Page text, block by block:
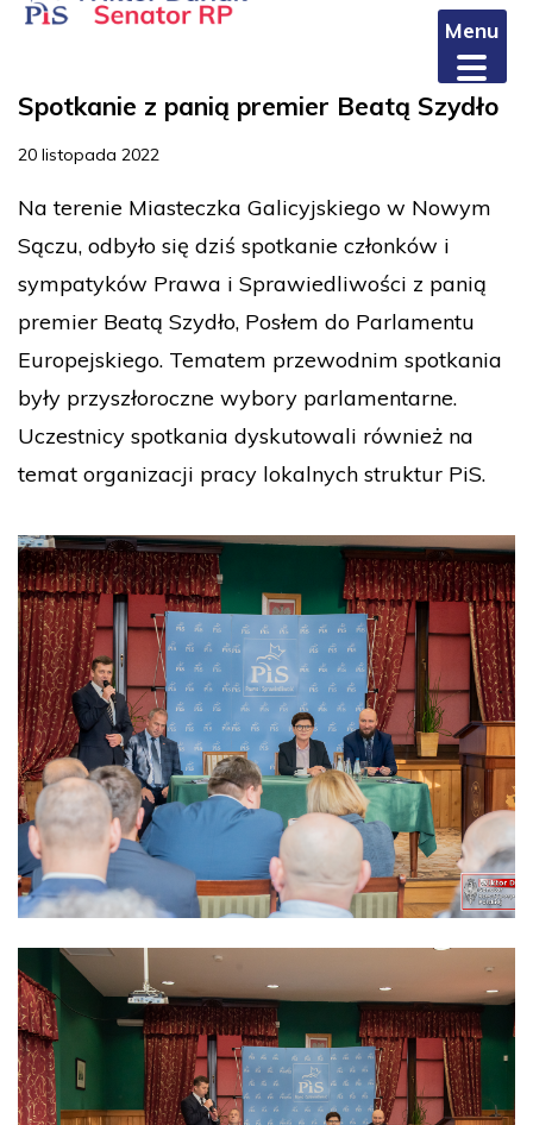
Spotkanie z panią premier Beatą Szydło
20 listopada 2022
Na terenie Miasteczka Galicyjskiego w Nowym
Sączu, odbyło się dziś spotkanie członków i
sympatyków Prawa i Sprawiedliwości z panią
premier Beatą Szydło, Posłem do Parlamentu
Europejskiego. Tematem przewodnim spotkania
były przyszłoroczne wybory parlamentarne.
Uczestnicy spotkania dyskutowali również na
temat organizacji pracy lokalnych struktur PiS.
Menu